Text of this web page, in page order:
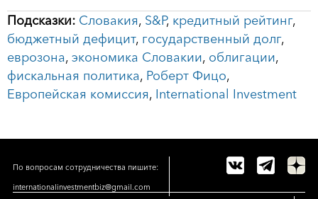
Подсказки: Словакия, S&P, кредитный рейтинг,
бюджетный дефицит, государственный долг,
еврозона, экономика Словакии, облигации,
фискальная политика, Роберт Фицо,
Европейская комиссия, International Investment
По вопросам сотрудничества пишите:
internationalinvestmentbiz@gmail.com